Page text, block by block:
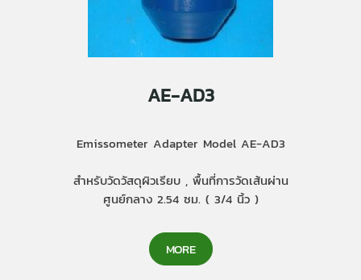
AE-AD3
Emissometer Adapter Model AE-AD3
สำหรับวัดวัสดุผิวเรียบ , พื้นที่การวัดเส้นผ่าน
ศูนย์กลาง 2.54 ซม. ( 3/4 นิ้ว )
MORE